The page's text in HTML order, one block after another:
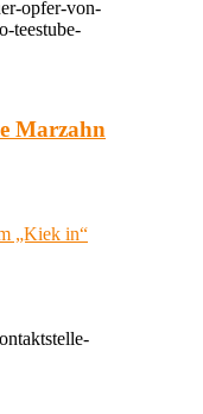
opfer-von-
teestube-
Marzahn
„Kiek in“